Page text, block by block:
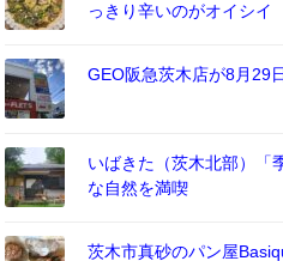
っきり辛いのがオイシイ
GEO阪急茨木店が8月29
いばきた（茨木北部）「
な自然を満喫
茨木市真砂のパン屋